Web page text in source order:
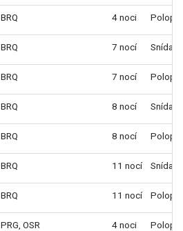
BRQ 4 noci
BRQ 7 nocí Snídaně
BRQ 7 nocí
BRQ 8 nocí Snídaně
BRQ 8 nocí
BRQ 11 nocí Snídaně
BRQ 11 nocí
PRG OSR 4 noci